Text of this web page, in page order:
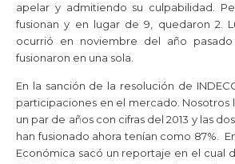
apelar y admitiendo su culpabilidad.
fusionan y en lugar de 9, quedaron 2.
ocurrió en noviembre del año
fusionaron en una sola.
En la sanción de la resolución de
participaciones en el mercado. Nosotros
un par de años con cifras del 2013 y las
han fusionado ahora tenían como 87%.
Económica sacó un reportaje en el cual